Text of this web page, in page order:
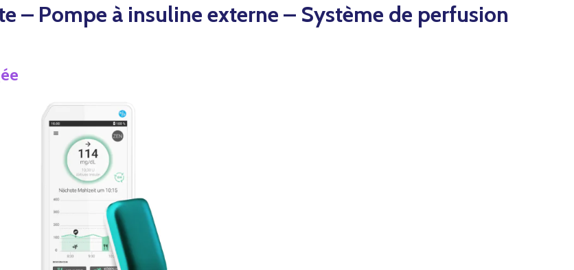
– Pompe à insuline externe – Système de perfusion